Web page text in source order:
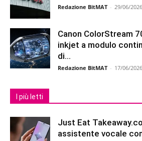
Redazione BitMAT - 29/06/2026
Canon ColorStream
inkjet a modulo
di...
Redazione BitMAT - 17/06/2026
I più letti
Just Eat
assistente vocale